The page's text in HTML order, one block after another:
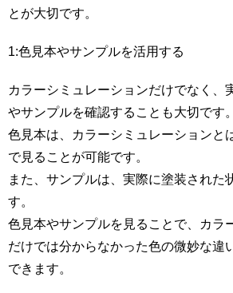
とが大切です。
1:色見本やサンプルを活用する
カラーシミュレーションだけでなく、
やサンプルを確認することも大切です。
色見本は、カラーシミュレーションと
で見ることが可能です。
また、サンプルは、実際に塗装された
す。
色見本やサンプルを見ることで、カラ
だけでは分からなかった色の微妙な違
できます。